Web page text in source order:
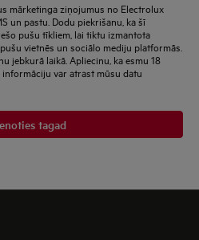
mārketinga ziņojumus no Electrolux
un pastu. Dodu piekrišanu, ka šī
pušu tīkliem, lai tiktu izmantota
vietnēs un sociālo mediju platformās.
jebkurā laikā. Apliecinu, ka esmu 18
informāciju var atrast mūsu datu
tagad